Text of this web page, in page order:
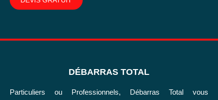
DÉBARRAS TOTAL
Particuliers ou Professionnels, Débarras Total vous